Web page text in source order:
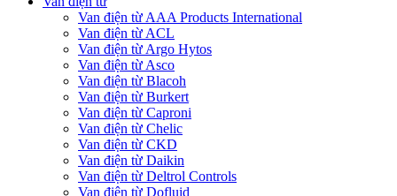
Van điện từ AAA Products International
Van điện từ ACL
Van điện từ Argo Hytos
Van điện từ Asco
Van điện từ Blacoh
Van điện từ Burkert
Van điện từ Caproni
Van điện từ Chelic
Van điện từ CKD
Van điện từ Daikin
Van điện từ Deltrol Controls
Van điện từ Dofluid